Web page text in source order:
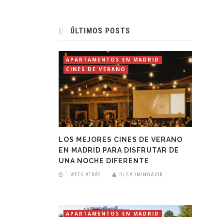
ÚLTIMOS POSTS
APARTAMENTOS EN MADRID
CINES DE VERANO
LOS MEJORES CINES DE VERANO
EN MADRID PARA DISFRUTAR DE
UNA NOCHE DIFERENTE
1 WEEK ATRÁS BLGADMINGAVIR
APARTAMENTOS EN MADRID